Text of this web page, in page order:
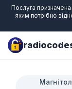
Послуга призначена
яким потрібно